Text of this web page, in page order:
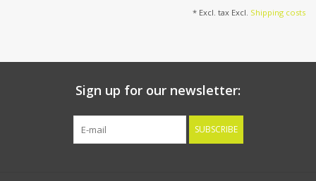
* Excl. tax Excl. Shipping costs
Sign up for our newsletter:
SUBSCRIBE